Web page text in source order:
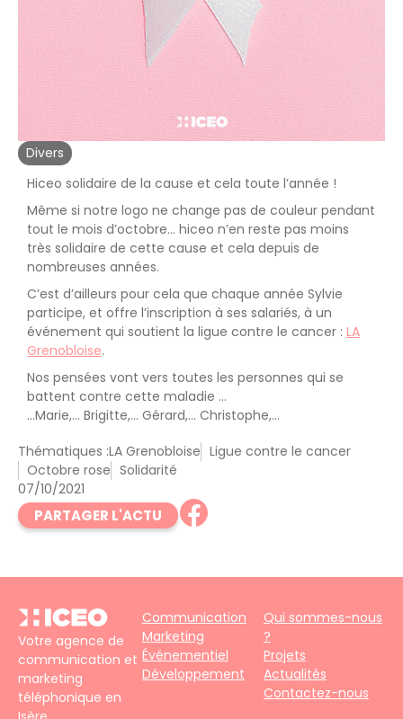
Divers
Hiceo solidaire de la cause et cela toute l’année !
Même si notre logo ne change pas de couleur pendant
tout le mois d’octobre… hiceo n’en reste pas moins
très solidaire de cette cause et cela depuis de
nombreuses années.
C’est d’ailleurs pour cela que chaque année Sylvie
participe, et offre l’inscription à ses salariés, à un
événement qui soutient la ligue contre le cancer : LA
Grenobloise.
Nos pensées vont vers toutes les personnes qui se
battent contre cette maladie …
…Marie,… Brigitte,… Gérard,… Christophe,…
Thématiques :LA Grenobloise Ligue contre le cancer
Octobre rose Solidarité
07/10/2021
PARTAGER L'ACTU
Votre agence de
communication et
marketing
téléphonique en
Communication
Marketing
Événementiel
Développement
Qui sommes-nous
?
Projets
Actualités
Contactez-nous